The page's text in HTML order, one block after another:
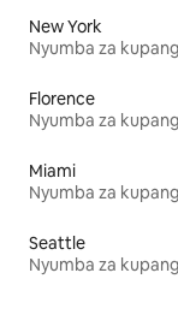
New York
Florence
Miami
Seattle